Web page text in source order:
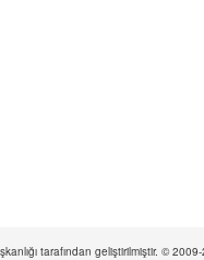
tarafından geliştirilmiştir. ©